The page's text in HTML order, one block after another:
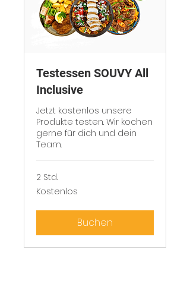
Testessen SOUVY All
Inclusive
Jetzt kostenlos unsere
Produkte testen. Wir kochen
gerne für dich und dein
Team.
2 Std.
Kostenlos
Kostenlos
Buchen